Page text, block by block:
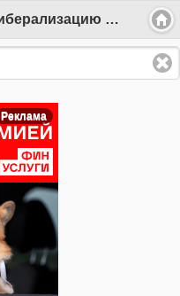
Госдума рассмотрит либерализацию ОСАГО в октябре
Реклама